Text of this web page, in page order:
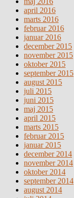
april 2016
marts 2016
februar 2016
januar 2016
december 2015
november 2015
oktober 2015
september 2015
august 2015
juli 2015
juni 2015
maj 2015
april 2015
marts 2015
februar 2015
januar 2015
december 2014
november 2014
oktober 2014
september 2014
august 2014